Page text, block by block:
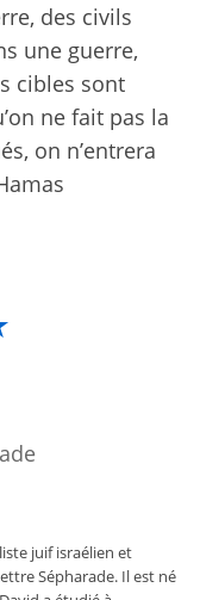
des civils
une guerre,
cibles sont
ne fait pas la
on n’entrera
juif israélien et
Sépharade. Il est né